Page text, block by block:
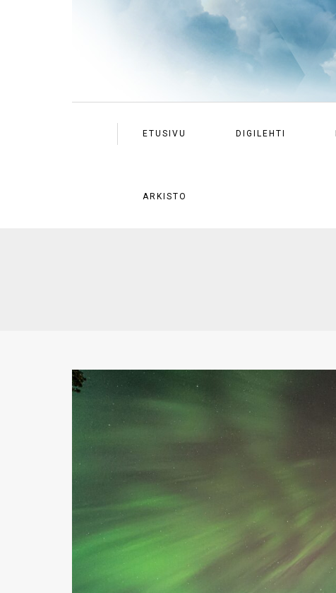
ETUSIVU DIGILEHTI
ARKISTO